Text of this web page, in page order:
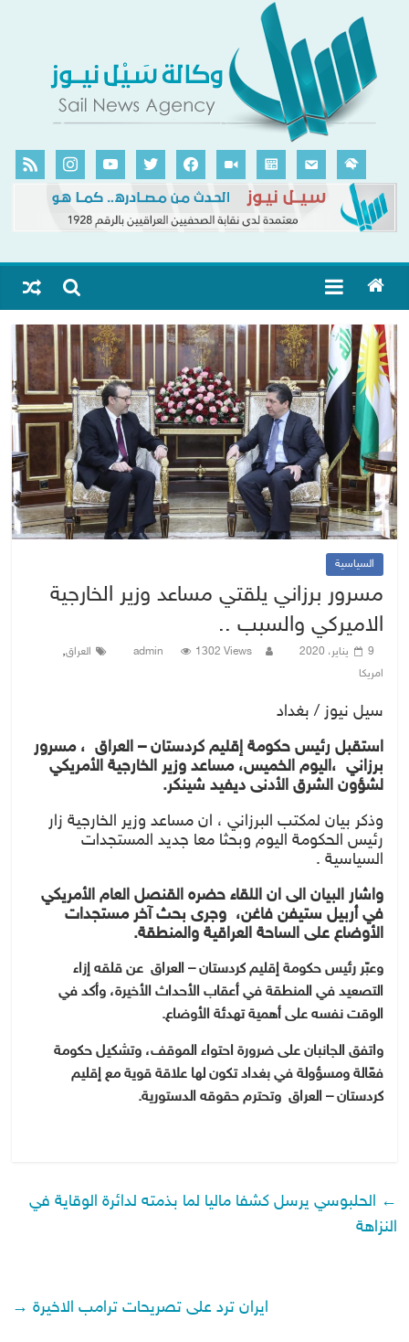
السياسية
مسرور برزاني يلقتي مساعد وزير الخارجية
الاميركي والسبب ..
9 يناير، 2020 admin 1302 Views العراق,
امريكا
سيل نيوز / بغداد
استقبل رئيس حكومة إقليم كردستان – العراق ، مسرور
برزاني ،اليوم الخميس، مساعد وزير الخارجية الأمريكي
لشؤون الشرق الأدنى ديفيد شينكر.
وذكر بيان لمكتب البرزاني ، ان مساعد وزير الخارجية زار
رئيس الحكومة اليوم وبحثا معا جديد المستجدات
السياسية .
واشار البيان الى ان اللقاء حضره القنصل العام الأمريكي
في أربيل ستيفن فاغن، وجرى بحث آخر مستجدات
الأوضاع على الساحة العراقية والمنطقة.
وعبّر رئيس حكومة إقليم كردستان – العراق عن قلقه إزاء
التصعيد في المنطقة في أعقاب الأحداث الأخيرة، وأكد في
الوقت نفسه على أهمية تهدئة الأوضاع.
واتفق الجانبان على ضرورة احتواء الموقف، وتشكيل حكومة
فعّالة ومسؤولة في بغداد تكون لها علاقة قوية مع إقليم
كردستان – العراق وتحترم حقوقه الدستورية.
← الحلبوسي يرسل كشفا ماليا لما بذمته لدائرة الوقاية في
النزاهة
ايران ترد على تصريحات ترامب الاخيرة →